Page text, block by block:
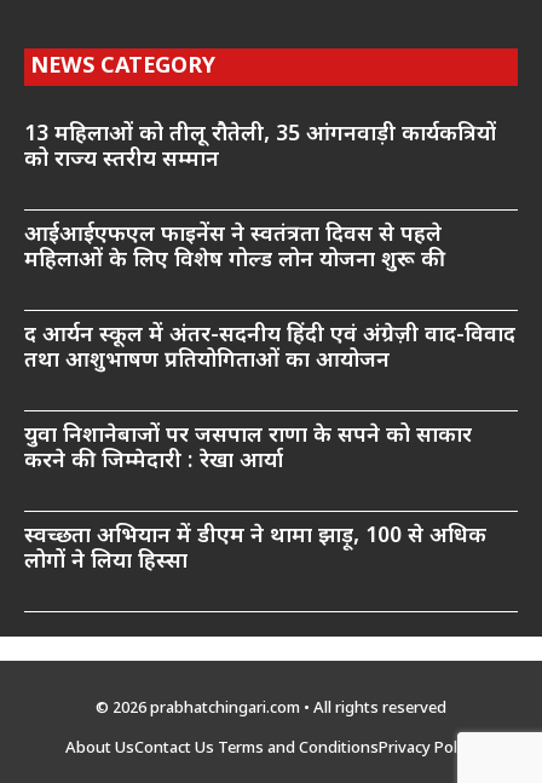
NEWS CATEGORY
13 महिलाओं को तीलू रौतेली, 35 आंगनवाड़ी कार्यकत्रियों
को राज्य स्तरीय सम्मान
आईआईएफएल फाइनेंस ने स्वतंत्रता दिवस से पहले
महिलाओं के लिए विशेष गोल्ड लोन योजना शुरू की
द आर्यन स्कूल में अंतर-सदनीय हिंदी एवं अंग्रेज़ी वाद-विवाद
तथा आशुभाषण प्रतियोगिताओं का आयोजन
युवा निशानेबाजों पर जसपाल राणा के सपने को साकार
करने की जिम्मेदारी : रेखा आर्या
स्वच्छता अभियान में डीएम ने थामा झाड़ू, 100 से अधिक
लोगों ने लिया हिस्सा
© 2026 prabhatchingari.com • All rights reserved
About UsContact Us Terms and ConditionsPrivacy Policy